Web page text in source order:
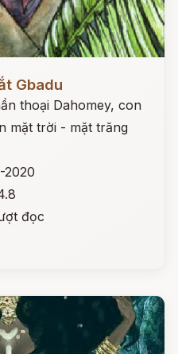
Gbadu
thoại Dahomey, con
mặt trời - mặt trăng
2020
đọc